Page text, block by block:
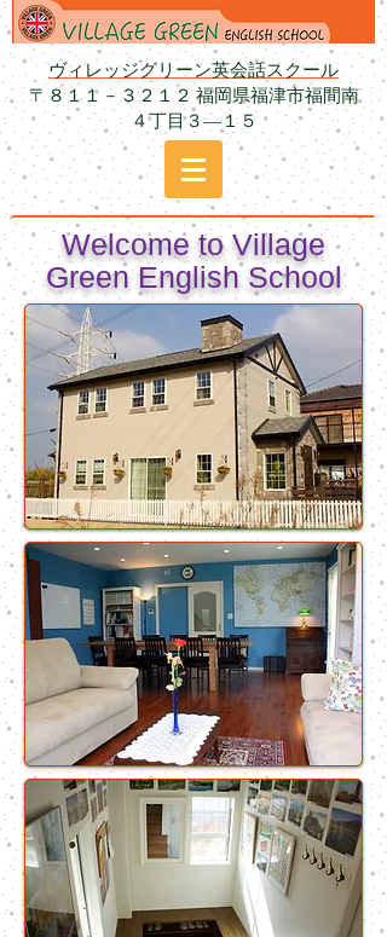
ヴィレッジグリーン英会話スクール
〒８１１－３２１２ 福岡県福津市福間南
４丁目３―１５
Welcome to Village
Green English School